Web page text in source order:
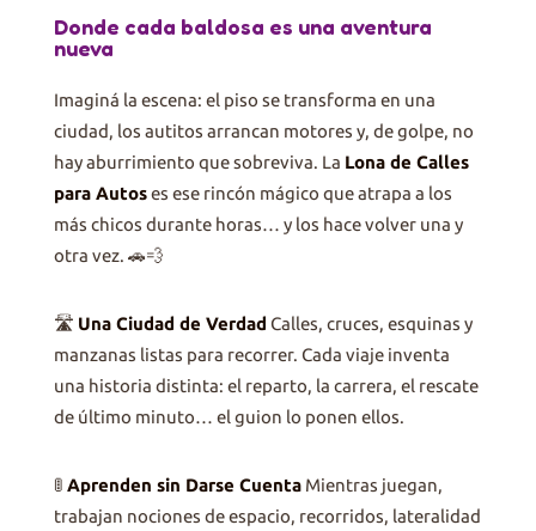
Donde cada baldosa es una aventura
nueva
Imaginá la escena: el piso se transforma en una
ciudad, los autitos arrancan motores y, de golpe, no
hay aburrimiento que sobreviva. La Lona de Calles
para Autoses ese rincón mágico que atrapa a los
más chicos durante horas… y los hace volver una y
otra vez. 🚗💨
🛣️ Una Ciudad de Verdad Calles, cruces, esquinas y
manzanas listas para recorrer. Cada viaje inventa
una historia distinta: el reparto, la carrera, el rescate
de último minuto… el guion lo ponen ellos.
🚦 Aprenden sin Darse CuentaMientras juegan,
trabajan nociones de espacio, recorridos, lateralidad